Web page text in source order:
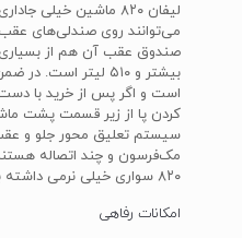
لیفان ۸۲۰ ماشین
می‌توانند روی صندلی‌های
صندوق عقب آن هم از بسیاری
بیشتر و ۵۱۰ لیتر
است و اگر پس از خرید با دست
کردن پا از زیر قسمت پشت
سیستم تعلیق محور جلو و
مک‌فرسون و چند اتصاله
۸۲۰ سواری خیلی نرمی داشته باشد.
امکانات رفاهی